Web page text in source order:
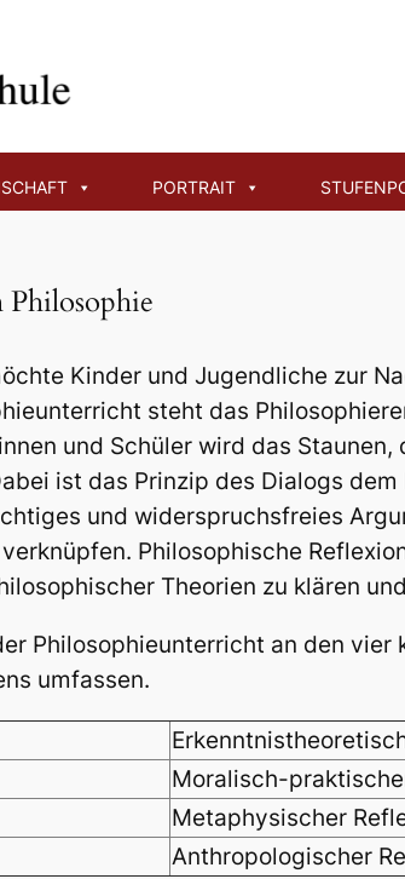
PORTRAIT
Kinder und Jugendliche zur
steht das
und Schüler wird das
ist das Prinzip des Dialogs
und widerspruchsfreies
Philosophische
Theorien zu klären
Philosophieunterricht an den vier
umfassen.
Moralisch-
Metaphysischer
Anthropologischer